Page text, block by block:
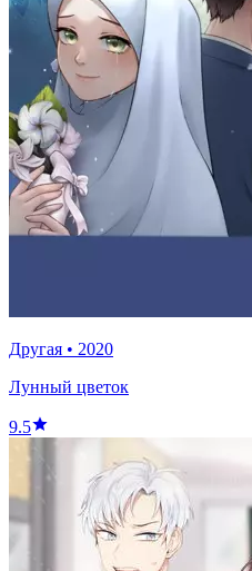
Другая • 2020
Лунный цветок
9.5